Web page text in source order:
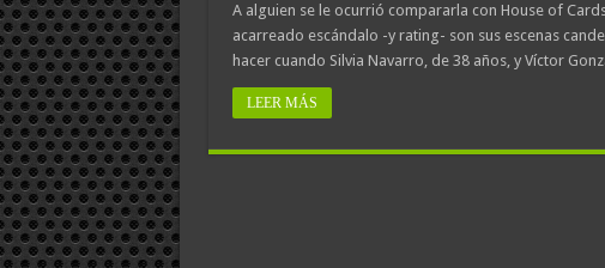
A alguien se le ocurrió compararla con House of
acarreado escándalo -y rating- son sus escenas
hacer cuando Silvia Navarro, de 38 años, y Víctor
LEER MÁS